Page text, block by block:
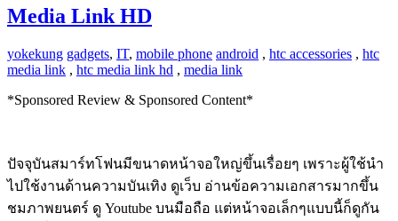
Media Link HD
yokekung gadgets, IT, mobile phone android , htc accessories , htc
media link , htc media link hd , media link
*Sponsored Review & Sponsored Content*
ปัจจุบันสมาร์ทโฟนมีขนาดหน้าจอใหญ่ขึ้นเรื่อยๆ เพราะผู้ใช้นำ
ไปใช้งานด้านความบันเทิง ดูเว็บ อ่านข้อความเอกสารมากขึ้น
ชมภาพยนตร์ ดู Youtube บนมือถือ แต่หน้าจอเล็กๆแบบนี้ก็ดูกัน